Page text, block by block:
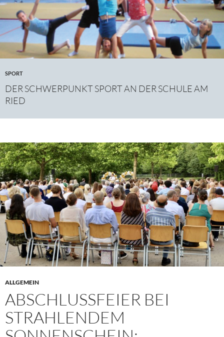
SPORT
DER SCHWERPUNKT SPORT AN DER SCHULE AM
RIED
ALLGEMEIN
ABSCHLUSSFEIER BEI
STRAHLENDEM